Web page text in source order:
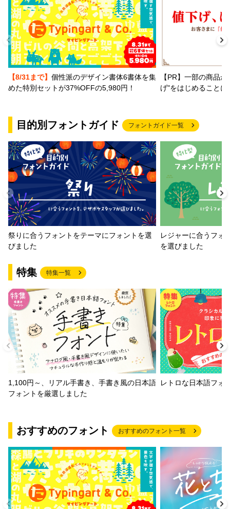
【8/31まで】 個性派のデザイン書体6書体を集
めた特別セットが37%OFFの5,980円！
【PR】一部の商品
げ"をはじめること
目的別フォントガイド フォントガイド一覧
祭りに合うフォントをテーマにフォントを選
びました
レジャーに合うフォ
を選びました
特集 特集一覧
1,100円～、リアル手書き、手書き風の日本語
フォントを厳選しました
レトロな日本語フォ
おすすめのフォント おすすめのフォント一覧